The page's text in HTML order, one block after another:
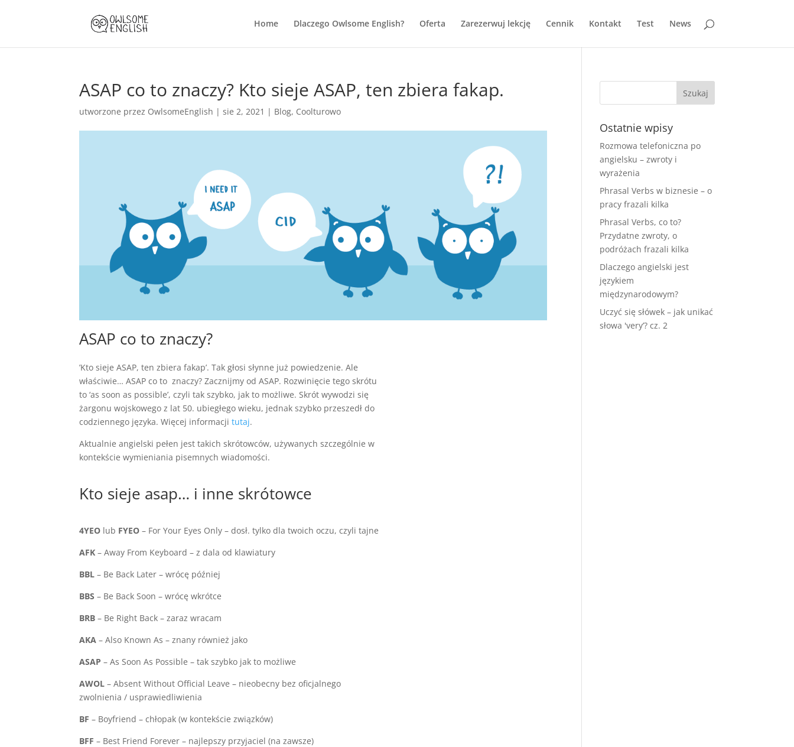
Home Dlaczego Owlsome English? Oferta Zarezerwuj lekcję Cennik Kontakt Test News
ASAP co to znaczy? Kto sieje ASAP, ten zbiera fakap.
utworzone przez OwlsomeEnglish |sie 2, 2021 | Blog, Coolturowo
ASAP co to znaczy?
’Kto sieje ASAP, ten zbiera fakap’.Tak głosi słynne już powiedzenie. Ale
właściwie… ASAP co to znaczy? Zacznijmy od ASAP. Rozwinięcie tego skrótu
to ‘as soon as possible’, czyli tak szybko, jak to możliwe. Skrót wywodzi się
żargonu wojskowego z lat 50. ubiegłego wieku, jednak szybko przeszedł do
codziennego języka.Więcej informacjitutaj.
Aktualnie angielski pełen jest takich skrótowców, używanych szczególnie w
kontekście wymieniania pisemnych wiadomości.
Kto sieje asap… i inne skrótowce
4YEO lub FYEO – For Your Eyes Only – dosł. tylko dla twoich oczu, czyli tajne
AFK– Away From Keyboard – z dala od klawiatury
BBL – Be Back Later – wrócę później
BBS – Be Back Soon – wrócę wkrótce
BRB – Be Right Back – zaraz wracam
AKA – Also Known As – znany również jako
ASAP – As Soon As Possible – tak szybko jak to możliwe
AWOL – Absent Without Official Leave – nieobecny bez oficjalnego
zwolnienia / usprawiedliwienia
BF – Boyfriend – chłopak (w kontekście związków)
BFF – Best Friend Forever – najlepszy przyjaciel (na zawsze)
Ostatnie wpisy
Rozmowa telefoniczna po
angielsku – zwroty i
wyrażenia
Phrasal Verbs w biznesie – o
pracy frazali kilka
Phrasal Verbs, co to?
Przydatne zwroty, o
podróżach frazali kilka
Dlaczego angielski jest
językiem
międzynarodowym?
Uczyć się słówek – jak unikać
słowa 'very’? cz. 2